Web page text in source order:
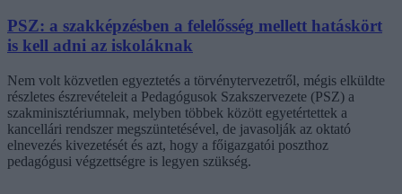
PSZ: a szakképzésben a felelősség mellett hatáskört
is kell adni az iskoláknak
Nem volt közvetlen egyeztetés a törvénytervezetről, mégis elküldte
részletes észrevételeit a Pedagógusok Szakszervezete (PSZ) a
szakminisztériumnak, melyben többek között egyetértettek a
kancellári rendszer megszüntetésével, de javasolják az oktató
elnevezés kivezetését és azt, hogy a főigazgatói poszthoz
pedagógusi végzettségre is legyen szükség.